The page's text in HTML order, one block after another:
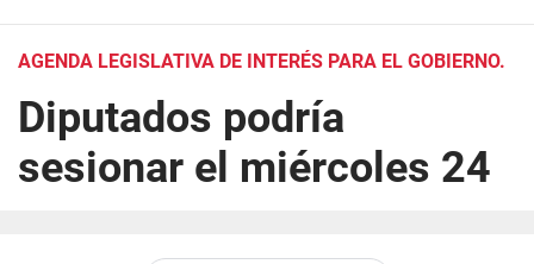
AGENDA LEGISLATIVA DE INTERÉS PARA EL GOBIERNO.
Diputados podría
sesionar el miércoles 24